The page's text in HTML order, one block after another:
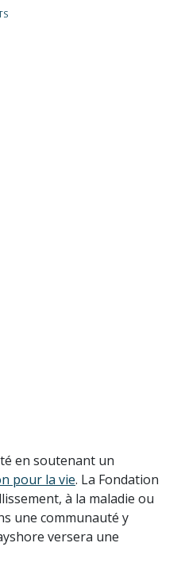
en soutenant un
pour la vie. La Fondation
à la maladie ou
une communauté y
versera une